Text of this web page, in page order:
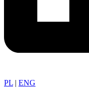
PL | ENG